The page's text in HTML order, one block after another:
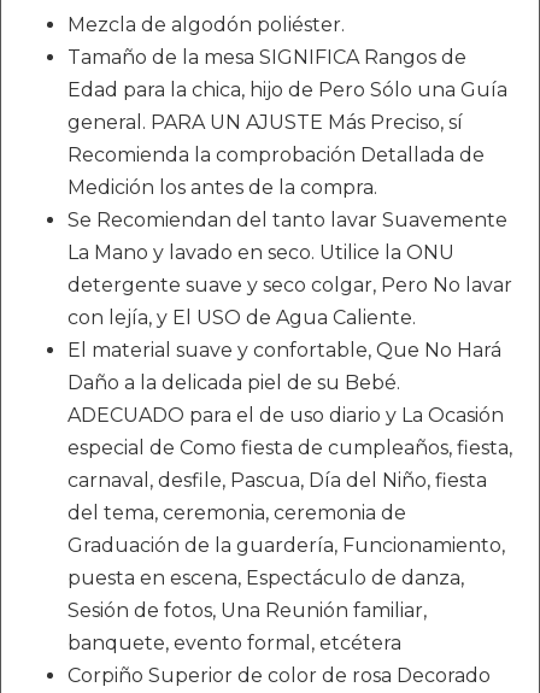
Mezcla de algodón poliéster.
Tamaño de la mesa SIGNIFICA Rangos de
Edad para la chica, hijo de Pero Sólo una Guía
general. PARA UN AJUSTE Más Preciso, sí
Recomienda la comprobación Detallada de
Medición los antes de la compra.
Se Recomiendan del tanto lavar Suavemente
La Mano y lavado en seco. Utilice la ONU
detergente suave y seco colgar, Pero No lavar
con lejía, y El USO de Agua Caliente.
El material suave y confortable, Que No Hará
Daño a la delicada piel de su Bebé.
ADECUADO para el de uso diario y La Ocasión
especial de Como fiesta de cumpleaños, fiesta,
carnaval, desfile, Pascua, Día del Niño, fiesta
del tema, ceremonia, ceremonia de
Graduación de la guardería, Funcionamiento,
puesta en escena, Espectáculo de danza,
Sesión de fotos, Una Reunión familiar,
banquete, evento formal, etcétera
Corpiño Superior de color de rosa Decorado